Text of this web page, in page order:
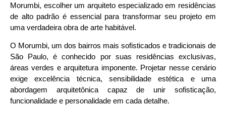
Morumbi, escolher um arquiteto especializado em residências
de alto padrão é essencial para transformar seu projeto em
uma verdadeira obra de arte habitável.
O Morumbi, um dos bairros mais sofisticados e tradicionais de
São Paulo, é conhecido por suas residências exclusivas,
áreas verdes e arquitetura imponente. Projetar nesse cenário
exige excelência técnica, sensibilidade estética e uma
abordagem arquitetônica capaz de unir sofisticação,
funcionalidade e personalidade em cada detalhe.